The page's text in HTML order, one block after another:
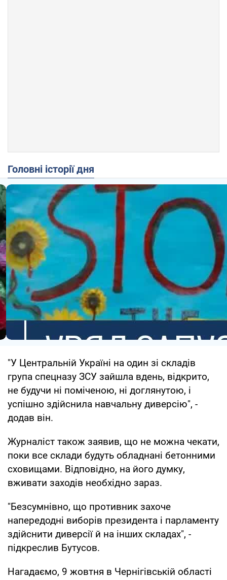
Головні історії дня
"У Центральній Україні на один зі складів
група спецназу ЗСУ зайшла вдень, відкрито,
не будучи ні поміченою, ні доглянутою, і
успішно здійснила навчальну диверсію", -
додав він.
Журналіст також заявив, що не можна чекати,
поки все склади будуть обладнані бетонними
сховищами. Відповідно, на його думку,
вживати заходів необхідно зараз.
"Безсумнівно, що противник захоче
напередодні виборів президента і парламенту
здійснити диверсії й на інших складах", -
підкреслив Бутусов.
Нагадаємо, 9 жовтня в Чернігівській області